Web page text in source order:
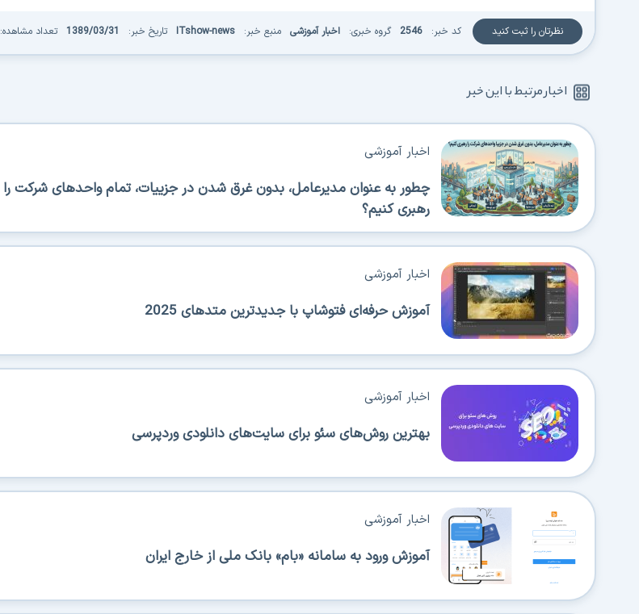
نظرتان را ثبت کنید کد خبر: 2546 گروه خبری: اخبار آموزشی منبع خبر: ITshow-news تاریخ خبر: 1389/03/31 تعداد مشاهده:
اخبار مرتبط با این خبر
چطور به عنوان مدیرعامل، بدون غرق شدن در جزییات، تمام واحدهای شرکت را
رهبری کنیم؟
اخبار آموزشی
آموزش حرفه‌ای فتوشاپ با جدیدترین متدهای 2025
اخبار آموزشی
بهترین روش‌های سئو برای سایت‌های دانلودی وردپرسی
اخبار آموزشی
آموزش ورود به سامانه «بام» بانک ملی از خارج ایران
اخبار آموزشی